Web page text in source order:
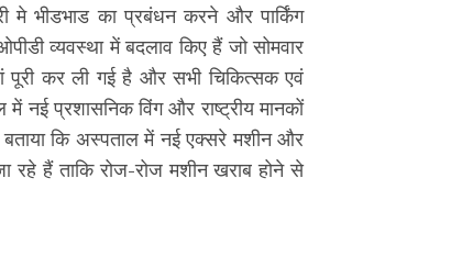
भीडभाड का प्रबंधन करने और पार्किंग
व्यवस्था में बदलाव किए हैं जो सोमवार
पूरी कर ली गई है और सभी चिकित्सक एवं
नई प्रशासनिक विंग और राष्ट्रीय मानकों
कि अस्पताल में नई एक्सरे मशीन और
रहे हैं ताकि रोज-रोज मशीन खराब होने से